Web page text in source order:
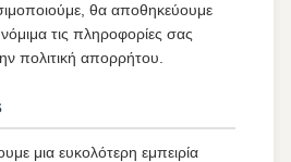
θα αποθηκεύουμε
τις πληροφορίες σας
πολιτική απορρήτου.
μια ευκολότερη εμπειρία